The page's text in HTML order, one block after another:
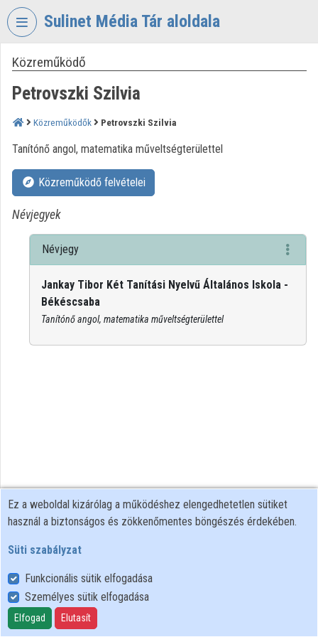
Fejléc kihagyása
Sulinet Média Tár aloldala
VIDEOTORIUM
SULINET
MÉDIA
Bejelentkezés
Intézményi felfedezés
Kategóriák
Intézményi listák
Intézmények
Közreműködők
Közreműködő
Petrovszki Szilvia
Közreműködők Petrovszki Szilvia
Tanítónő angol, matematika műveltségterülettel
Közreműködő felvételei
Névjegyek
Névjegy
Jankay Tibor Két Tanítási Nyelvű Általános Iskola -
Békéscsaba
Tanítónő angol, matematika műveltségterülettel
Felhasználói szabályzat
Adatkezelési tájékoztató
Süti szabályzat
Ez a weboldal kizárólag a működéshez elengedhetetlen sütiket
használ a biztonságos és zökkenőmentes böngészés érdekében.
Süti szabályzat
Funkcionális sütik elfogadása
Személyes sütik elfogadása
Elfogad Elutasít